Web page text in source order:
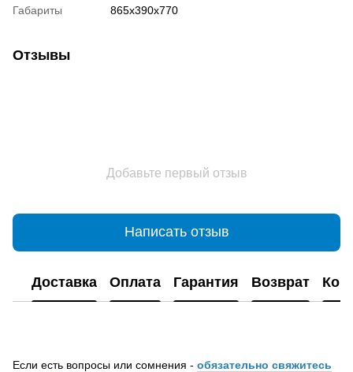
Габариты
865х390х770
Отзывы
Добавьте первый отзыв
Написать отзыв
Доставка Оплата Гарантия Возврат
Если есть вопросы или сомнения - обязательно свяжитесь